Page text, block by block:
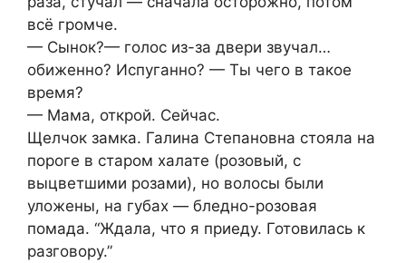
всё громче.
— Сынок?— голос из-за двери звучал…
обиженно? Испуганно? — Ты чего в такое
время?
— Мама, открой. Сейчас.
Щелчок замка. Галина Степановна стояла на
пороге в старом халате (розовый, с
выцветшими розами), но волосы были
уложены, на губах — бледно-розовая
помада. “Ждала, что я приеду. Готовилась к
разговору.”